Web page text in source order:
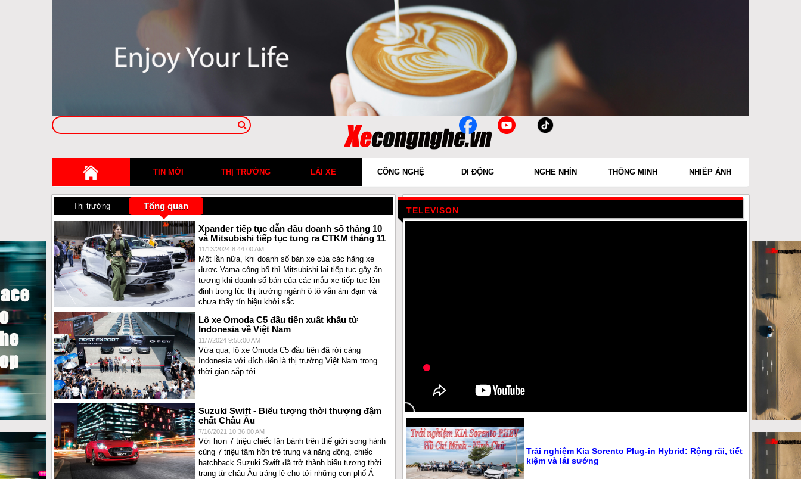
TIN MỚI THỊ TRƯỜNG LÁI XE CÔNG NGHỆ DI ĐỘNG NGHE NHÌN THÔNG MINH NHIẾP ẢNH
TELEVISON
Trải nghiệm Kia Sorento Plug-in Hybrid: Rộng rãi, tiết
kiệm và lái sướng
Thị trường Tổng quan
Xpander tiếp tục dẫn đầu doanh số tháng 10
và Mitsubishi tiếp tục tung ra CTKM tháng 11
11/13/2024 8:44:00 AM
Một lần nữa, khi doanh số bán xe của các hãng xe
được Vama công bố thì Mitsubishi lại tiếp tục gây ấn
tượng khi doanh số bán của các mẫu xe tiếp tục lên
đỉnh trong lúc thị trường ngành ô tô vẫn ảm đạm và
chưa thấy tín hiệu khởi sắc.
Lô xe Omoda C5 đầu tiên xuất khẩu từ
Indonesia về Việt Nam
11/7/2024 9:55:00 AM
Vừa qua, lô xe Omoda C5 đầu tiên đã rời cảng
Indonesia với đích đến là thị trường Việt Nam trong
thời gian sắp tới.
Suzuki Swift - Biểu tượng thời thượng đậm
chất Châu Âu
7/16/2021 10:36:00 AM
Với hơn 7 triệu chiếc lăn bánh trên thế giới song hành
cùng 7 triệu tâm hồn trẻ trung và năng động, chiếc
hatchback Suzuki Swift đã trở thành biểu tượng thời
trang từ châu Âu tráng lệ cho tới những con phố Á